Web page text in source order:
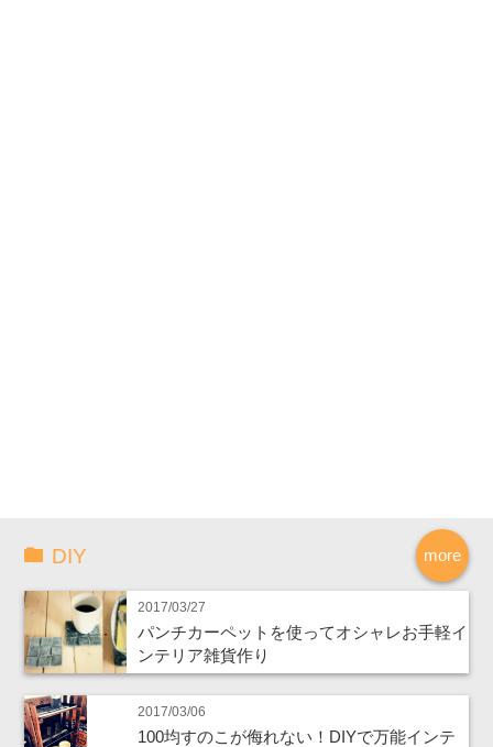
more
DIY
2017/03/27
パンチカーペットを使ってオシャレお手軽イ
ンテリア雑貨作り
2017/03/06
100均すのこが侮れない！DIYで万能インテ